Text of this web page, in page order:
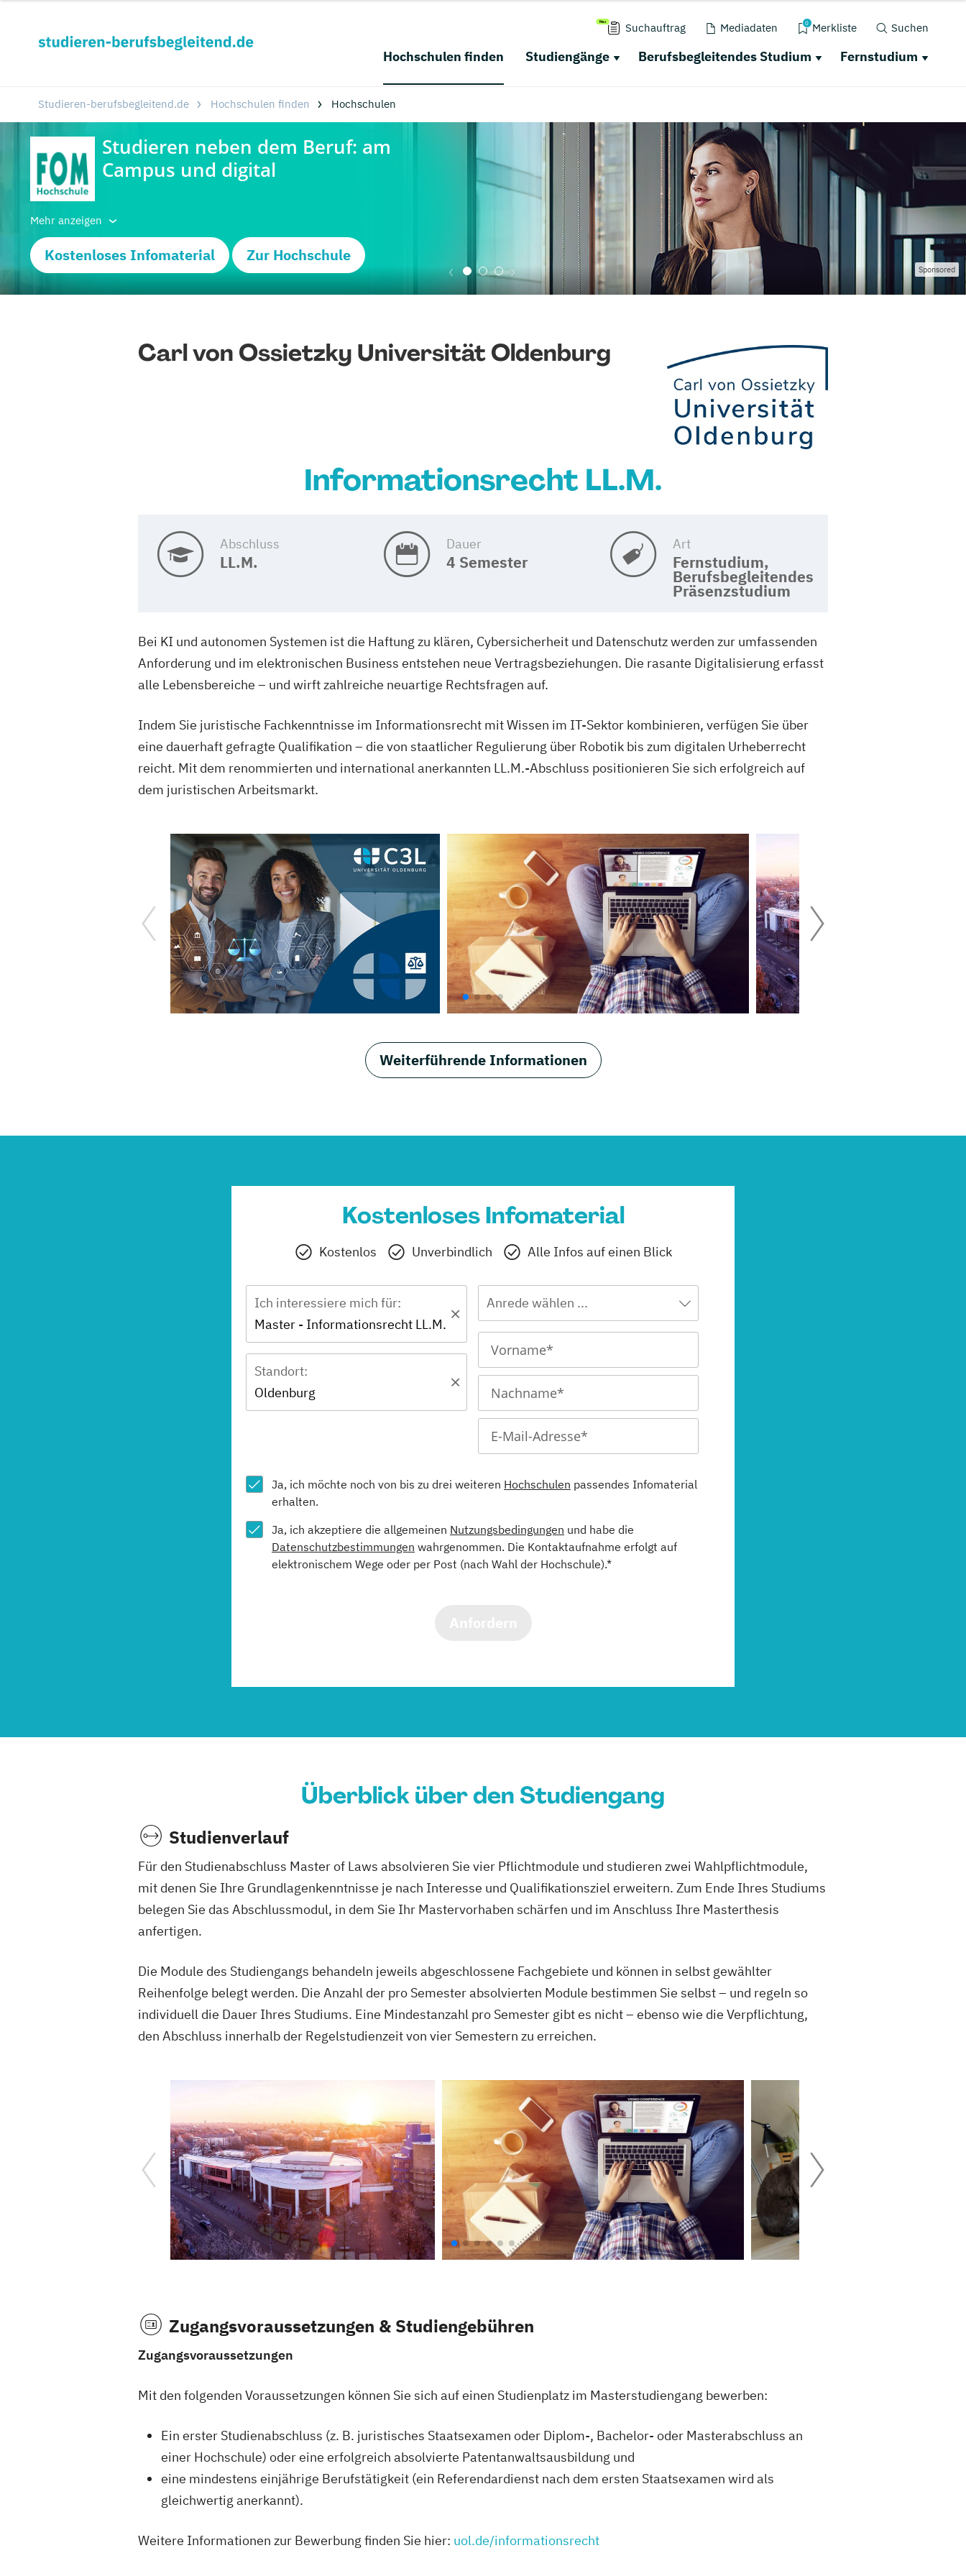
Suchauftrag Mediadaten 0 Merkliste Suchen
Hochschulen finden Studiengänge Berufsbegleitendes Studium Fernstudium
Studieren-berufsbegleitend.de Hochschulen finden Hochschulen
Mehr anzeigen
Kostenloses Infomaterial Zur Hochschule
Sponsored
Carl von Ossietzky Universität Oldenburg
Informationsrecht LL.M.
Abschluss
LL.M.
Dauer
4 Semester
Art
Fernstudium,
Berufsbegleitendes
Präsenzstudium
Bei KI und autonomen Systemen ist die Haftung zu klären, Cybersicherheit und Datenschutz werden zur umfassenden
Anforderung und im elektronischen Business entstehen neue Vertragsbeziehungen. Die rasante Digitalisierung erfasst
alle Lebensbereiche – und wirft zahlreiche neuartige Rechtsfragen auf.
Indem Sie juristische Fachkenntnisse im Informationsrecht mit Wissen im IT-Sektor kombinieren, verfügen Sie über
eine dauerhaft gefragte Qualifikation – die von staatlicher Regulierung über Robotik bis zum digitalen Urheberrecht
reicht. Mit dem renommierten und international anerkannten LL.M.-Abschluss positionieren Sie sich erfolgreich auf
dem juristischen Arbeitsmarkt.
Weiterführende Informationen
Kostenloses Infomaterial
Kostenlos Unverbindlich Alle Infos auf einen Blick
Ich interessiere mich für:
Master - Informationsrecht LL.M.
Standort:
Oldenburg
Anrede wählen ...
Ja, ich möchte noch von bis zu drei weiteren Hochschulen passendes Infomaterial
erhalten.
Ja, ich akzeptiere die allgemeinen Nutzungsbedingungen und habe die
Datenschutzbestimmungen wahrgenommen. Die Kontaktaufnahme erfolgt auf
elektronischem Wege oder per Post (nach Wahl der Hochschule).*
Überblick über den Studiengang
Studienverlauf
Für den Studienabschluss Master of Laws absolvieren Sie vier Pflichtmodule und studieren zwei Wahlpflichtmodule,
mit denen Sie Ihre Grundlagenkenntnisse je nach Interesse und Qualifikationsziel erweitern. Zum Ende Ihres Studiums
belegen Sie das Abschlussmodul, in dem Sie Ihr Mastervorhaben schärfen und im Anschluss Ihre Masterthesis
anfertigen.
Die Module des Studiengangs behandeln jeweils abgeschlossene Fachgebiete und können in selbst gewählter
Reihenfolge belegt werden. Die Anzahl der pro Semester absolvierten Module bestimmen Sie selbst – und regeln so
individuell die Dauer Ihres Studiums. Eine Mindestanzahl pro Semester gibt es nicht – ebenso wie die Verpflichtung,
den Abschluss innerhalb der Regelstudienzeit von vier Semestern zu erreichen.
Zugangsvoraussetzungen & Studiengebühren
Zugangsvoraussetzungen
Mit den folgenden Voraussetzungen können Sie sich auf einen Studienplatz im Masterstudiengang bewerben:
Ein erster Studienabschluss (z. B. juristisches Staatsexamen oder Diplom-, Bachelor- oder Masterabschluss an
einer Hochschule) oder eine erfolgreich absolvierte Patentanwaltsausbildung und
eine mindestens einjährige Berufstätigkeit (ein Referendardienst nach dem ersten Staatsexamen wird als
gleichwertig anerkannt).
Weitere Informationen zur Bewerbung finden Sie hier: uol.de/informationsrecht